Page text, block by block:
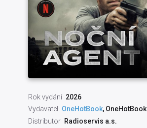
Rok vydání 2026
Vydavatel
OneHotBook, OneHotBook
Distributor Radioservis a.s.